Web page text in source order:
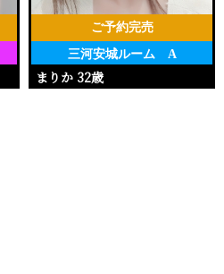
三河安城ルーム A
ご予約完売
まりか 32歳